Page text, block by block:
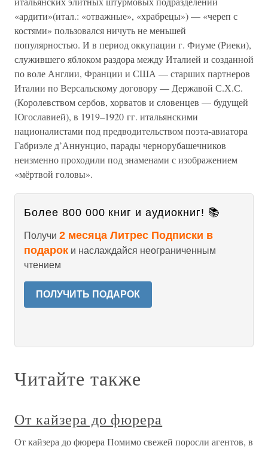
«ардити»(итал.: «отважные», «храбрецы») — «череп с
костями» пользовался ничуть не меньшей
популярностью. И в период оккупации г. Фиуме (Риеки),
служившего яблоком раздора между Италией и созданной
по воле Англии, Франции и США — старших партнеров
Италии по Версальскому договору — Державой С.Х.С.
(Королевством сербов, хорватов и словенцев — будущей
Югославией), в 1919–1920 гг. итальянскими
националистами под предводительством поэта-авиатора
Габриэле д’Аннунцио, парады чернорубашечников
неизменно проходили под знаменами с изображением
«мёртвой головы».
Более 800 000 книг и аудиокниг! 📚
Получи 2 месяца Литрес Подписки в
подарок и наслаждайся неограниченным
чтением
ПОЛУЧИТЬ ПОДАРОК
Читайте также
От кайзера до фюрера
От кайзера до фюрера Помимо свежей поросли агентов, в